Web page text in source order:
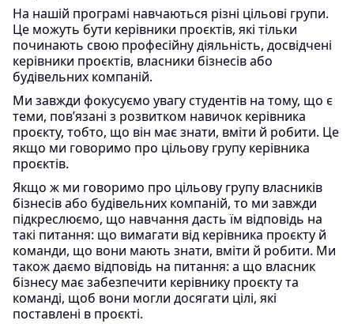
На нашій програмі навчаються різні цільові групи.
Це можуть бути керівники проєктів, які тільки
починають свою професійну діяльність, досвідчені
керівники проєктів, власники бізнесів або
будівельних компаній.
Ми завжди фокусуємо увагу студентів на тому, що є
теми, пов’язані з розвитком навичок керівника
проєкту, тобто, що він має знати, вміти й робити. Це
якщо ми говоримо про цільову групу керівника
проєктів.
Якщо ж ми говоримо про цільову групу власників
бізнесів або будівельних компаній, то ми завжди
підкреслюємо, що навчання дасть їм відповідь на
такі питання: що вимагати від керівника проєкту й
команди, що вони мають знати, вміти й робити. Ми
також даємо відповідь на питання: а що власник
бізнесу має забезпечити керівнику проєкту та
команді, щоб вони могли досягати цілі, які
поставлені в проєкті.